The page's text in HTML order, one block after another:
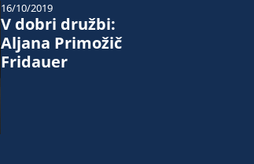
V dobri družbi:
Aljana Primožič
Fridauer
16/10/2019